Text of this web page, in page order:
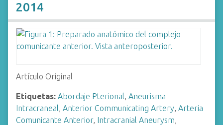
2014
Artículo Original
Etiquetas: Abordaje Pterional, Aneurisma
Intracraneal, Anterior Communicating Artery, Arteria
Comunicante Anterior, Intracranial Aneurysm,